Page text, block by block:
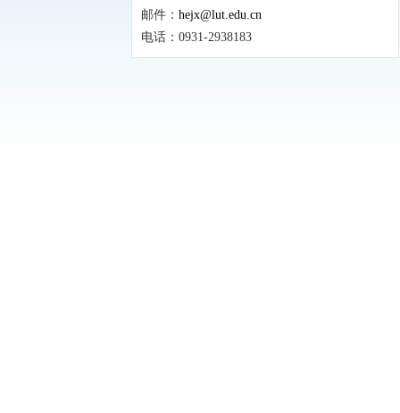
邮件： hejx@lut.edu.cn
电话：0931-2938183